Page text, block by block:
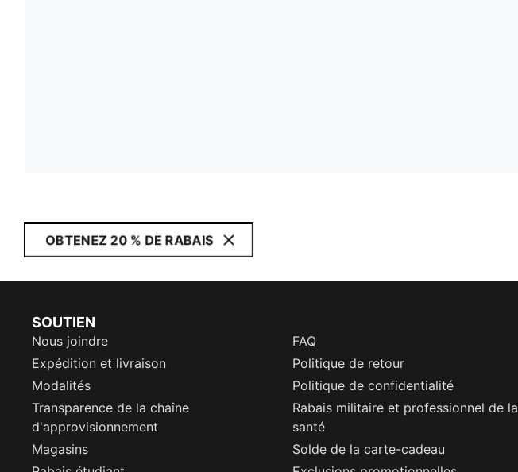
OBTENEZ 20 % DE RABAIS
SOUTIEN
Nous joindre
FAQ
Expédition et livraison
Politique de retour
Modalités
Politique de confidentialité
Transparence de la chaîne
d'approvisionnement
Rabais militaire et professionnel de la
santé
Magasins
Solde de la carte-cadeau